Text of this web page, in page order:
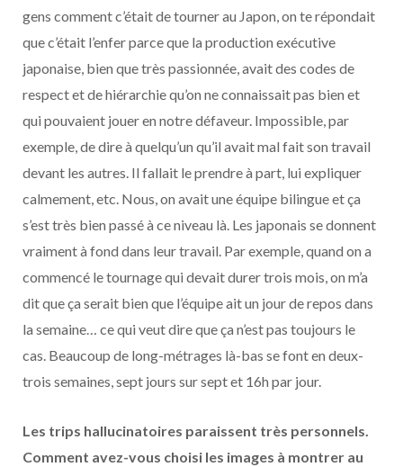
gens comment c’était de tourner au Japon, on te répondait
que c’était l’enfer parce que la production exécutive
japonaise, bien que très passionnée, avait des codes de
respect et de hiérarchie qu’on ne connaissait pas bien et
qui pouvaient jouer en notre défaveur. Impossible, par
exemple, de dire à quelqu’un qu’il avait mal fait son travail
devant les autres. Il fallait le prendre à part, lui expliquer
calmement, etc. Nous, on avait une équipe bilingue et ça
s’est très bien passé à ce niveau là. Les japonais se donnent
vraiment à fond dans leur travail. Par exemple, quand on a
commencé le tournage qui devait durer trois mois, on m’a
dit que ça serait bien que l’équipe ait un jour de repos dans
la semaine… ce qui veut dire que ça n’est pas toujours le
cas. Beaucoup de long-métrages là-bas se font en deux-
trois semaines, sept jours sur sept et 16h par jour.
Les trips hallucinatoires paraissent très personnels.
Comment avez-vous choisi les images à montrer au